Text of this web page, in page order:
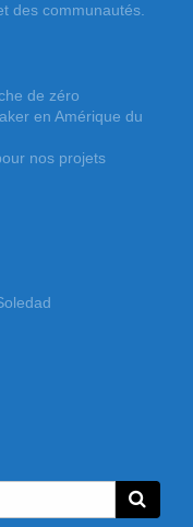
des communautés.
de zéro
en Amérique du
nos projets